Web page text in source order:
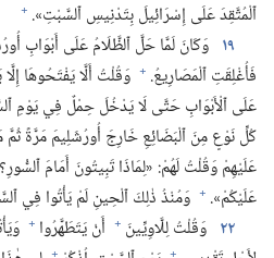
ٱلْمُتَّقِدَ عَلَى إِسْرَائِيلَ بِتَدْنِيسِ ٱلسَّبْتِ».‏ +
١٩ وَكَانَ لَمَّا حَلَّ ٱلظَّلَامُ عَلَى أَبْوَابِ
فَأُغْلِقَتِ ٱلْمَصَارِيعُ.‏ + وَقُلْتُ أَلَّا يَفْتَحُوهَا
عَلَى ٱلْأَبْوَابِ حَتَّى لَا يَدْخُلَ حِمْلٌ فِي يَوْمِ
كُلِّ نَوْعٍ مِنَ ٱلْبَضَائِعِ خَارِجَ أُورُشَلِيمَ مَرَّةً
عَلَيْهِمْ وَقُلْتُ لَهُمْ:‏ «لِمَاذَا تَبِيتُونَ أَمَامَ
عَلَيْكُمْ».‏ + وَمُنْذُ ذٰلِكَ ٱلْحِينِ لَمْ يَأْتُوا فِي
٢٢ وَقُلْتُ لِلَّاوِيِّينَ + أَنْ يَتَطَهَّرُوا +